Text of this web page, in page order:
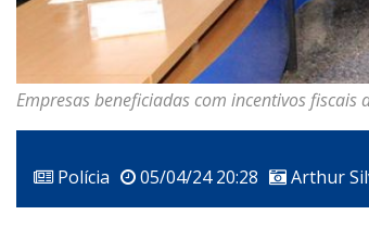
Empresas beneficiadas com incentivos
Polícia 05/04/24 20:28 Arthur